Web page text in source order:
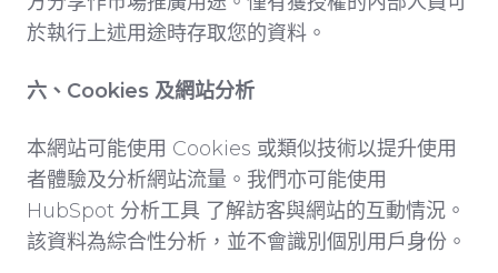
於執行上述用途時存取您的資料。
六、Cookies 及網站分析
本網站可能使用 Cookies 或類似技術以提升使用
者體驗及分析網站流量。我們亦可能使用
HubSpot 分析工具 了解訪客與網站的互動情況。
該資料為綜合性分析，並不會識別個別用戶身份。